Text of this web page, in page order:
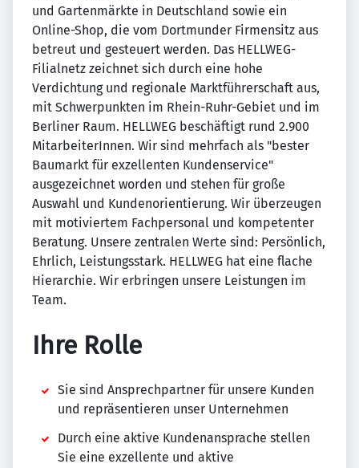
und Gartenmärkte in Deutschland sowie ein
Online-Shop, die vom Dortmunder Firmensitz aus
betreut und gesteuert werden. Das HELLWEG-
Filialnetz zeichnet sich durch eine hohe
Verdichtung und regionale Marktführerschaft aus,
mit Schwerpunkten im Rhein-Ruhr-Gebiet und im
Berliner Raum. HELLWEG beschäftigt rund 2.900
MitarbeiterInnen. Wir sind mehrfach als "bester
Baumarkt für exzellenten Kundenservice"
ausgezeichnet worden und stehen für große
Auswahl und Kundenorientierung. Wir überzeugen
mit motiviertem Fachpersonal und kompetenter
Beratung. Unsere zentralen Werte sind: Persönlich,
Ehrlich, Leistungsstark. HELLWEG hat eine flache
Hierarchie. Wir erbringen unsere Leistungen im
Team.
Ihre Rolle
Sie sind Ansprechpartner für unsere Kunden
und repräsentieren unser Unternehmen
Durch eine aktive Kundenansprache stellen
Sie eine exzellente und aktive